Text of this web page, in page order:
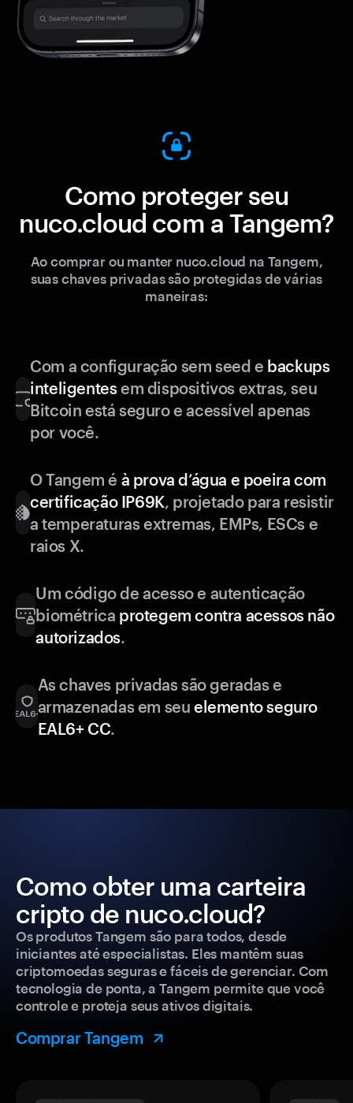
Como proteger seu
nuco.cloud com a Tangem?
Ao comprar ou manter nuco.cloud na Tangem,
suas chaves privadas são protegidas de várias
maneiras:
Com a configuração sem seed e backups
inteligentesem dispositivos extras, seu
Bitcoin está seguro e acessível apenas
por você.
O Tangem é à prova d’água e poeira com
certificação IP69K, projetado para resistir
a temperaturas extremas, EMPs, ESCs e
raios X.
Um código de acesso e autenticação
biométrica protegem contra acessos não
autorizados.
As chaves privadas são geradas e
armazenadas em seu elemento seguro
EAL6+ CC.
Como obter uma carteira
cripto de nuco.cloud?
Os produtos Tangem são para todos, desde
iniciantes até especialistas. Eles mantêm suas
criptomoedas seguras e fáceis de gerenciar. Com
tecnologia de ponta, a Tangem permite que você
controle e proteja seus ativos digitais.
Comprar Tangem